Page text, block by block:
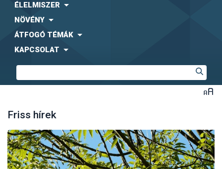
ÉLELMISZER
NÖVÉNY
ÁTFOGÓ TÉMÁK
KAPCSOLAT
Friss hírek